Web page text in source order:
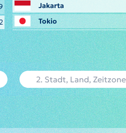
Jakarta
Tokio